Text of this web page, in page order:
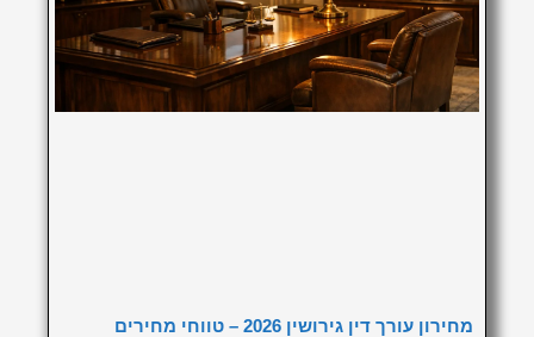
מחירון עורך דין גירושין 2026 – טווחי מחירים